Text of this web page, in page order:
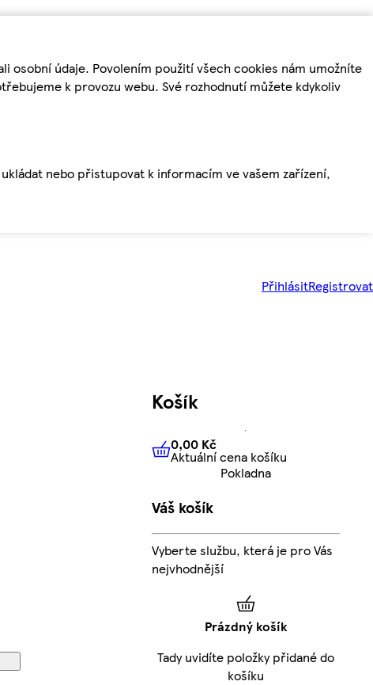
osobní údaje. Povolením použití všech cookies nám umožníte
k provozu webu. Své rozhodnutí můžete kdykoliv
nebo přistupovat k informacím ve vašem zařízení,
PřihlásitRegistrovat
Košík
0,00 KčAktuální cena košíku
0,00 Kč
Aktuální cena košíku
Pokladna
Váš košík
Vyberte službu, která je pro Vás
nejvhodnější
Prázdný košík
Tady uvidíte položky přidané do
košíku